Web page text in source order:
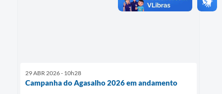
29 ABR 2026 - 10h28
Campanha do Agasalho 2026 em andamento